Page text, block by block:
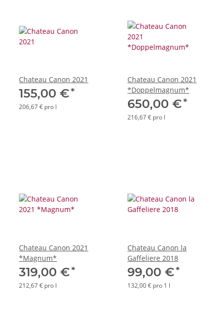
Chateau Canon 2021
155,00 €*
206,67 € pro l
Chateau Canon 2021
*Doppelmagnum*
650,00 €*
216,67 € pro l
Chateau Canon 2021
*Magnum*
319,00 €*
212,67 € pro l
Chateau Canon la
Gaffeliere 2018
99,00 €*
132,00 € pro 1 l